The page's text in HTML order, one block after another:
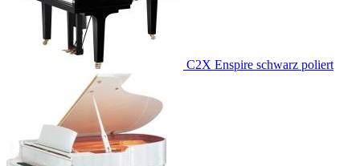
C2X Enspire schwarz poliert